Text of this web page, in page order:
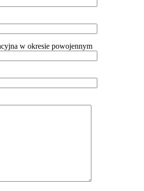
w okresie powojennym